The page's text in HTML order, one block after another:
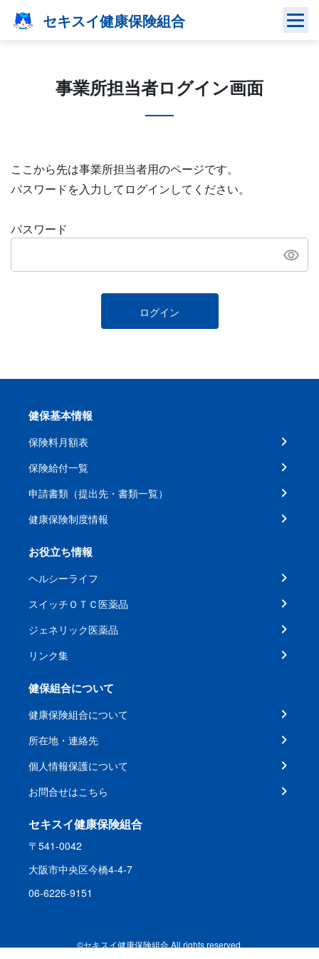
セキスイ健康保険組合
事業所担当者ログイン画面
ここから先は事業所担当者用のページです。
パスワードを入力してログインしてください。
パスワード
ログイン
健保基本情報
保険料月額表
保険給付一覧
申請書類（提出先・書類一覧）
健康保険制度情報
お役立ち情報
ヘルシーライフ
スイッチＯＴＣ医薬品
ジェネリック医薬品
リンク集
健保組合について
健康保険組合について
所在地・連絡先
個人情報保護について
お問合せはこちら
セキスイ健康保険組合
〒541-0042
大阪市中央区今橋4-4-7
06-6226-9151
©セキスイ健康保険組合 All rights reserved.